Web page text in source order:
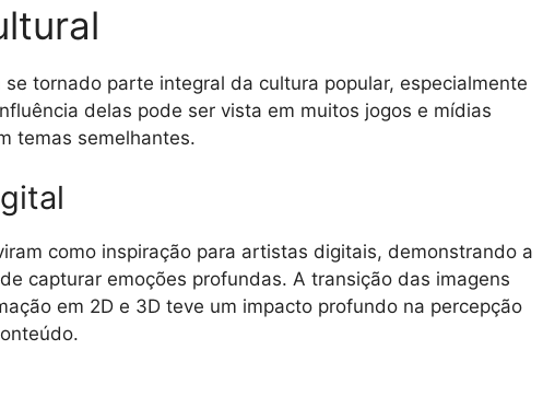
tornado parte integral da cultura popular, especialmente
delas pode ser vista em muitos jogos e mídias
temas semelhantes.
como inspiração para artistas digitais, demonstrando a
capturar emoções profundas. A transição das imagens
em 2D e 3D teve um impacto profundo na percepção